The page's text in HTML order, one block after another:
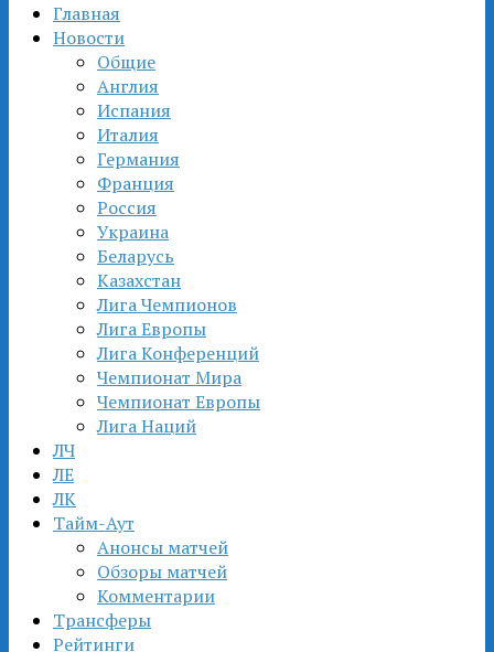
Главная
Новости
Общие
Англия
Испания
Италия
Германия
Франция
Россия
Украина
Беларусь
Казахстан
Лига Чемпионов
Лига Европы
Лига Конференций
Чемпионат Мира
Чемпионат Европы
Лига Наций
ЛЧ
ЛЕ
ЛК
Тайм-Аут
Анонсы матчей
Обзоры матчей
Комментарии
Трансферы
Рейтинги